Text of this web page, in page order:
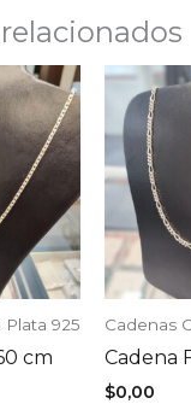
Plata 925
cm
Cadenas
Cadena
$0,00